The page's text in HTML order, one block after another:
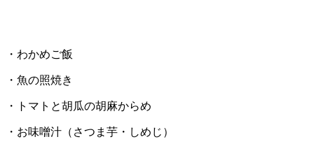
・わかめご飯
・魚の照焼き
・トマトと胡瓜の胡麻からめ
・お味噌汁（さつま芋・しめじ）